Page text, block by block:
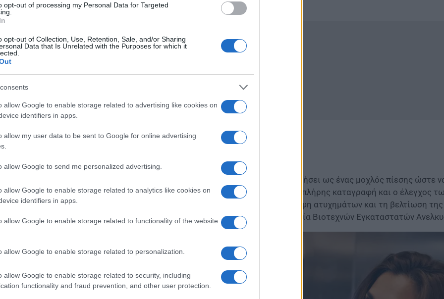
opt-out of processing my Personal Data for Targeted
opt-out of Collection, Use, Retention, Sale, and/or Sharing
Data that Is Unrelated with the Purposes for which it
allow Google to enable storage related to advertising like cookies on
identifiers in apps.
allow my user data to be sent to Google for online advertising
allow Google to send me personalized advertising.
allow Google to enable storage related to analytics like cookies on
identifiers in apps.
allow Google to enable storage related to functionality of the website
allow Google to enable storage related to personalization.
allow Google to enable storage related to security, including
functionality and fraud prevention, and other user protection.
2026: Τα εξεταστικά κέντρα για Μουσικά Μαθήματα
αριθμού στο παραστατικό εκτιμάται ότι επί της ουσίας θα λειτουργήσει ως ένας μοχλός πίεσης ώστε
Ο βασικός στόχος της απογραφής είναι η ενίσχυση της ασφάλειας, η πλήρης καταγραφή και ο έλεγχος
ανελκυστήρων σε δημόσια και ιδιωτικά κτίρια, με στόχο την πρόληψη ατυχημάτων και τη βελτίωση
ότι είναι προς τη θετική κατεύθυνση και από την Πανελλήνια Ομοσπονδία Βιοτεχνών Εγκαταστατών